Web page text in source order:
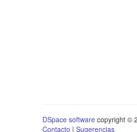
DSpace software copyright ©
Contacto | Sugerencias